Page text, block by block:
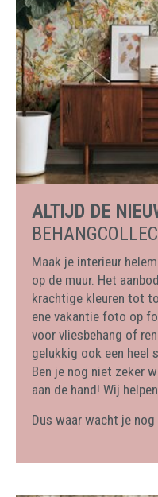
ALTIJD DE
Maak je interieur
op de muur. Het
krachtige kleuren tot
ene vakantie foto op
voor vliesbehang of
gelukkig ook een heel
Ben je nog niet zeker
aan de hand! Wij
Dus waar wacht je